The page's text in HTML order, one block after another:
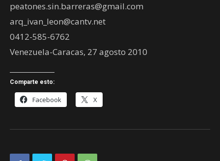
peatones.sin.barreras@gmail.com
arq_ivan_leon@cantv.net
0412-585-6762
Venezuela-Caracas, 27 agosto 2010
Comparte esto:
Facebook X